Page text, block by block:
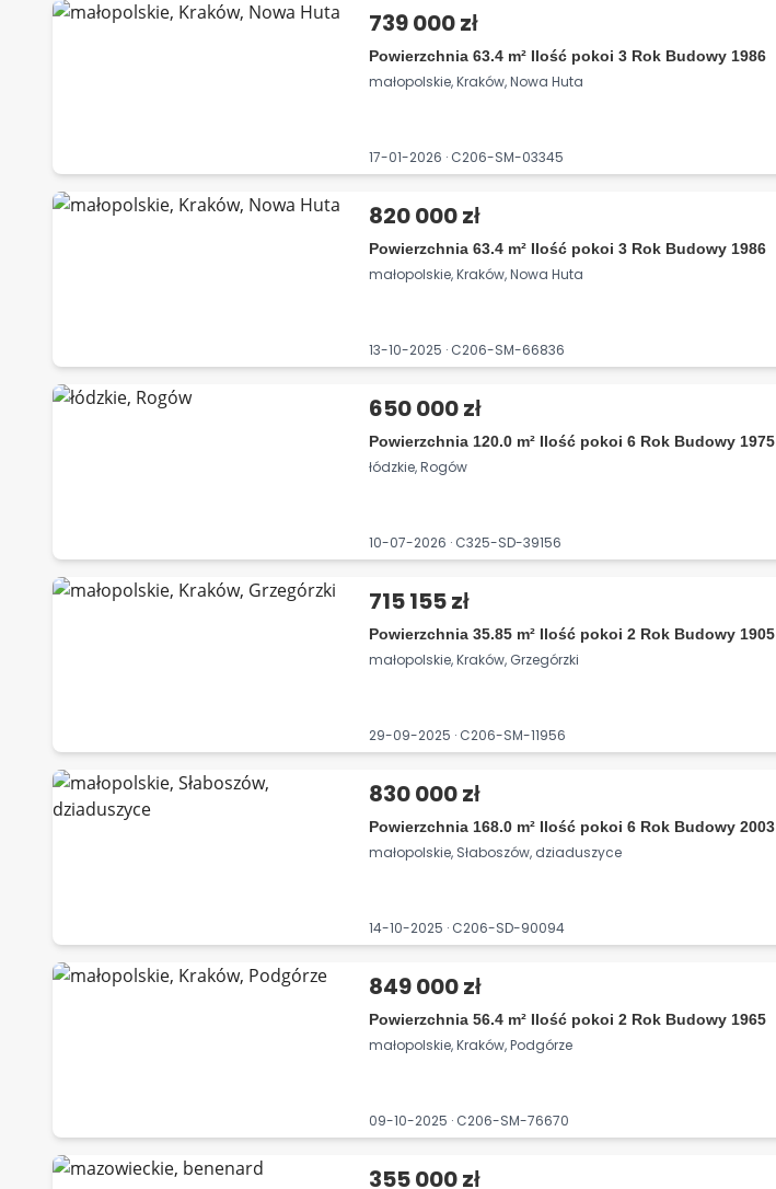
739 000 zł
Powierzchnia 63.4 m² Ilość pokoi 3 Rok Budowy 1986
małopolskie, Kraków, Nowa Huta
17-01-2026 · C206-SM-03345
820 000 zł
Powierzchnia 63.4 m² Ilość pokoi 3 Rok Budowy 1986
małopolskie, Kraków, Nowa Huta
13-10-2025 · C206-SM-66836
650 000 zł
Powierzchnia 120.0 m² Ilość pokoi 6 Rok Budowy 1975
łódzkie, Rogów
10-07-2026 · C325-SD-39156
715 155 zł
Powierzchnia 35.85 m² Ilość pokoi 2 Rok Budowy 1905
małopolskie, Kraków, Grzegórzki
29-09-2025 · C206-SM-11956
830 000 zł
Powierzchnia 168.0 m² Ilość pokoi 6 Rok Budowy 2003
małopolskie, Słaboszów, dziaduszyce
14-10-2025 · C206-SD-90094
849 000 zł
Powierzchnia 56.4 m² Ilość pokoi 2 Rok Budowy 1965
małopolskie, Kraków, Podgórze
09-10-2025 · C206-SM-76670
355 000 zł